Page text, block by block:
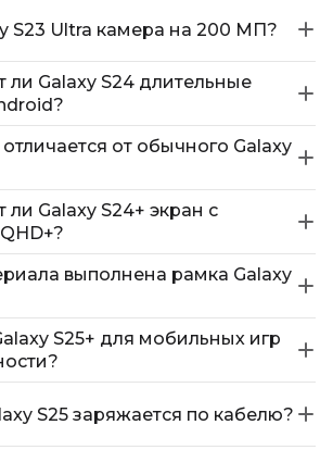
S23 Ultra камера на 200 МП?
Galaxy S24 длительные
от обычного Galaxy
Galaxy S24+ экран с
выполнена рамка Galaxy
S25+ для мобильных игр
S25 заряжается по кабелю?